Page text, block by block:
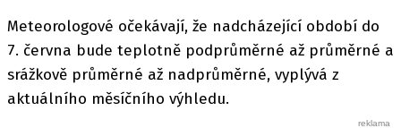
Meteorologové očekávají, že nadcházející období do
7. června bude teplotně podprůměrné až průměrné a
srážkově průměrné až nadprůměrné, vyplývá z
aktuálního měsíčního výhledu.